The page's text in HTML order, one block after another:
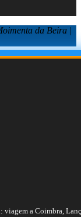
da Beira |
a Coimbra,